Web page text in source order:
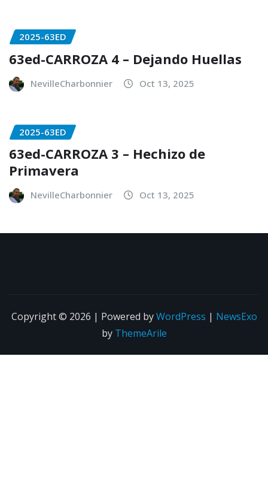
2025-63ED
63ed-CARROZA 4 – Dejando Huellas
NevilleCharbonnier Oct 13, 2025
2025-63ED
63ed-CARROZA 3 – Hechizo de
Primavera
NevilleCharbonnier Oct 13, 2025
Copyright © 2026 | Powered byWordPress | NewsExo
by ThemeArile